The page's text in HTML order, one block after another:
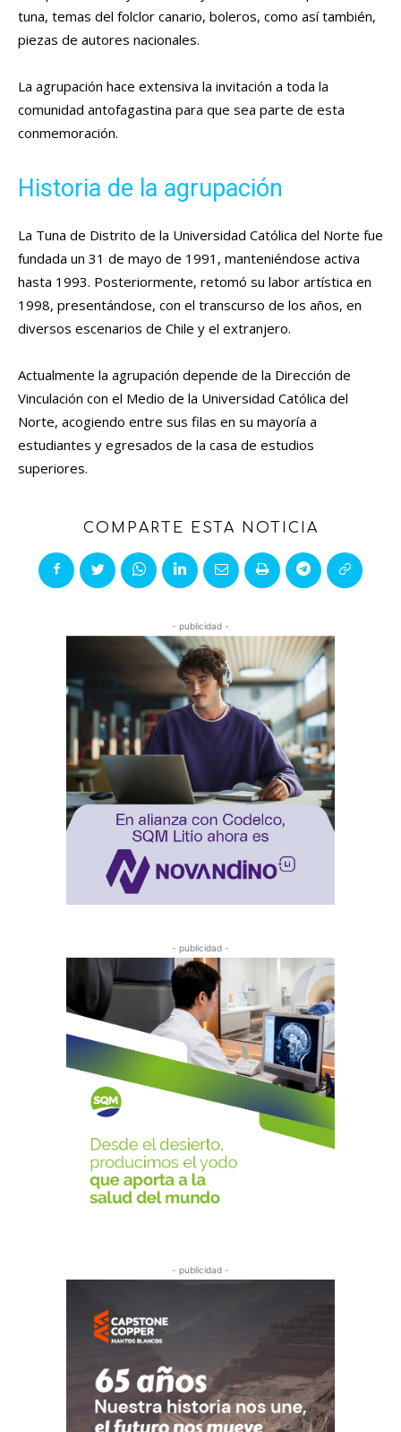
tuna, temas del folclor canario, boleros, como así también,
piezas de autores nacionales.
La agrupación hace extensiva la invitación a toda la
comunidad antofagastina para que sea parte de esta
conmemoración.
Historia de la agrupación
La Tuna de Distrito de la Universidad Católica del Norte fue
fundada un 31 de mayo de 1991, manteniéndose activa
hasta 1993. Posteriormente, retomó su labor artística en
1998, presentándose, con el transcurso de los años, en
diversos escenarios de Chile y el extranjero.
Actualmente la agrupación depende de la Dirección de
Vinculación con el Medio de la Universidad Católica del
Norte, acogiendo entre sus filas en su mayoría a
estudiantes y egresados de la casa de estudios
superiores.
COMPARTE ESTA NOTICIA
- publicidad -
- publicidad -
- publicidad -